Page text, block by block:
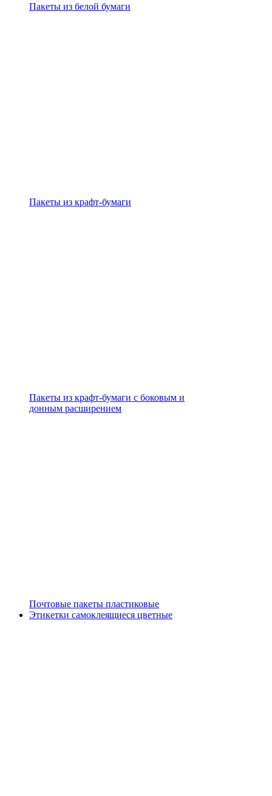
Пакеты из белой бумаги
Пакеты из крафт-бумаги
Пакеты из крафт-бумаги с боковым и
донным расширением
Почтовые пакеты пластиковые
Этикетки самоклеящиеся цветные